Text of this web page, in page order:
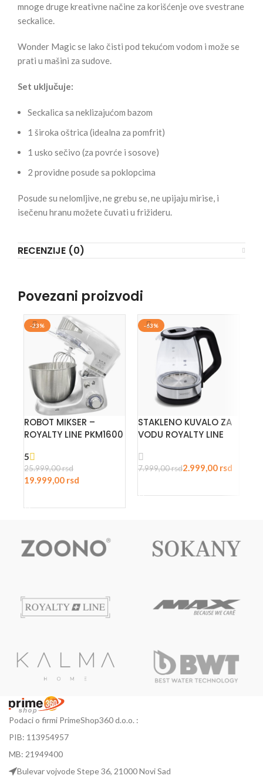
mnoge druge kreativne načine za korišćenje ove svestrane
seckalice.
Wonder Magic se lako čisti pod tekućom vodom i može se
prati u mašini za sudove.
Set uključuje:
Seckalica sa neklizajućom bazom
1 široka oštrica (idealna za pomfrit)
1 usko sečivo (za povrće i sosove)
2 providne posude sa poklopcima
Posude su nelomljive, ne grebu se, ne upijaju mirise, i
isečenu hranu možete čuvati u frižideru.
RECENZIJE (0)
Povezani proizvodi
-23%
ROBOT MIKSER –
ROYALTY LINE PKM1600
5
25.999,00rsd
19.999,00 rsd
-63%
STAKLENO KUVALO ZA
VODU ROYALTY LINE
7.999,00rsd2.999,00 rsd
Podaci o firmi PrimeShop360 d.o.o. :
PIB: 113954957
MB: 21949400
Bulevar vojvode Stepe 36, 21000 Novi Sad